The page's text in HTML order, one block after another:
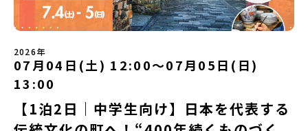
伝統文化に触れたり、本物の冒険が待っています！🔥 ②「初めまし
て」が「一生の友達」に変わる！全国から「新しいことに挑戦した
い！」「今の自分を変えたい！」と思っている同世代の中学生が大
集合！地元の高校生と一緒にご飯を食べて語り合えば、たった数日
で最高の仲間になる！🔥 ③宿泊費・体験費はなんと【無料】！親元
を離れる初めての一人旅でも大丈夫。頼れるスタッフがしっかりサ
ポートするので安心・安全です！ーーーーーーーーーーーーーーー
ーーーーーーーーー📺 全体オンライン説明会（アーカイブ配信）
2026年4月22日に開催された説明会の録画をご覧いただけます。こ
の動画を見れば、あなたの「なんとなく不安」が「絶対に行ってみ
2026年
07月04日(土) 12:00〜07月05日(日)
13:00
【1泊2日｜中学生向け】日本を代表する